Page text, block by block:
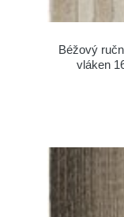
Béžový
vláken